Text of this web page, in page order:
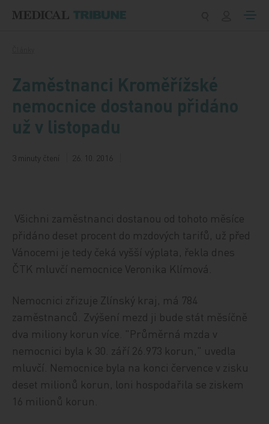
Zaměstnanci Kroměřížské
nemocnice dostanou přidáno
už v listopadu
3 minuty čtení 26. 10. 2016
Všichni zaměstnanci dostanou od tohoto měsíce
přidáno deset procent do mzdových tarifů, už před
Vánocemi je tedy čeká vyšší výplata, řekla dnes
ČTK mluvčí nemocnice Veronika Klímová.
Nemocnici zřizuje Zlínský kraj, má 784
zaměstnanců. Zvýšení mezd ji bude stát měsíčně
dva miliony korun více. "Průměrná mzda v
nemocnici byla k 30. září 26.973 korun," uvedla
mluvčí. Nemocnice byla na konci července v zisku
deset milionů korun, loni hospodařila se ziskem
16 milionů korun.